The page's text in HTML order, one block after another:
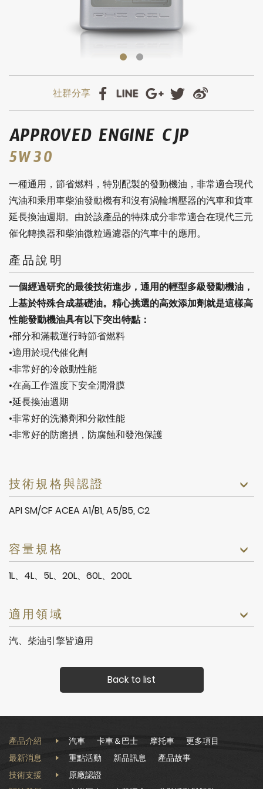
APPROVED ENGINE CJP
5W30
一種通用，節省燃料，特別配製的發動機油，非常適合現代
汽油和乘用車柴油發動機有和沒有渦輪增壓器的汽車和貨車
延長換油週期。由於該產品的特殊成分非常適合在現代三元
催化轉換器和柴油微粒過濾器的汽車中的應用。
產品說明
一個經過研究的最後技術進步，通用的輕型多級發動機油，
上基於特殊合成基礎油。精心挑選的高效添加劑就是這樣高
性能發動機油具有以下突出特點：
•部分和滿載運行時節省燃料
•適用於現代催化劑
•非常好的冷啟動性能
•在高工作溫度下安全潤滑膜
•延長換油週期
•非常好的洗滌劑和分散性能
•非常好的防磨損，防腐蝕和發泡保護
技術規格與認證
API SM/CF ACEA A1/B1, A5/B5, C2
容量規格
1L、4L、5L、20L、60L、200L
適用領域
汽、柴油引擎皆適用
Back to list
產品介紹 汽車 卡車＆巴士 摩托車
更多項目
最新消息
重點活動 新品訊息
產品故事
技術支援
原廠認證